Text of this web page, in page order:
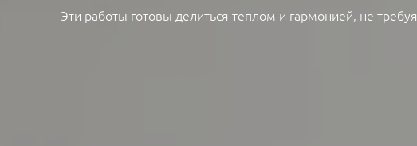
Эти работы готовы делиться теплом и гармонией, не